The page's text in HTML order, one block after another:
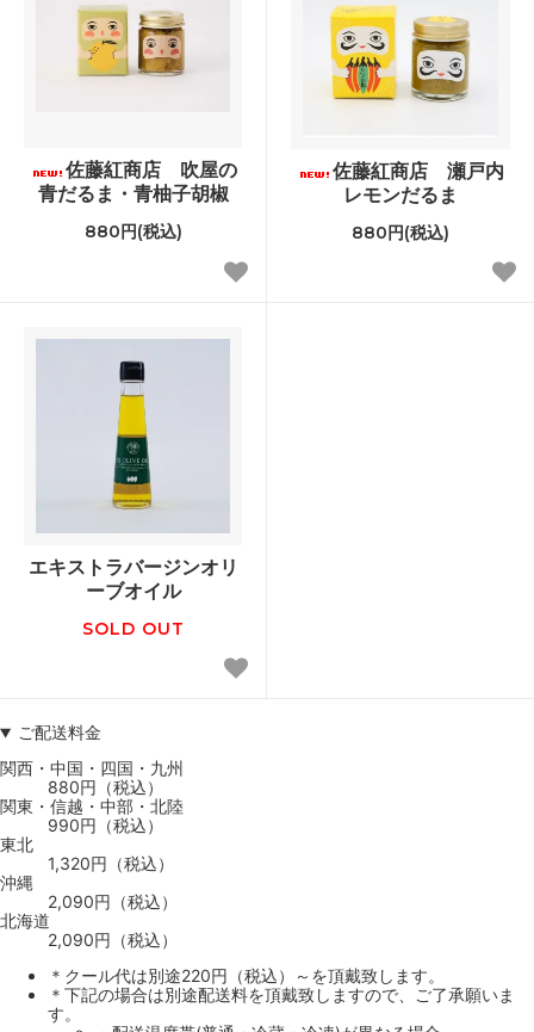
佐藤紅商店 吹屋の
青だるま・青柚子胡椒
880円(税込)
佐藤紅商店 瀬戸内
レモンだるま
880円(税込)
エキストラバージンオリ
ーブオイル
SOLD OUT
ご配送料金
関西・中国・四国・九州
880円（税込）
関東・信越・中部・北陸
990円（税込）
東北
1,320円（税込）
沖縄
2,090円（税込）
北海道
2,090円（税込）
＊クール代は別途220円（税込）～を頂戴致します。
＊下記の場合は別途配送料を頂戴致しますので、ご了承願いま
す。